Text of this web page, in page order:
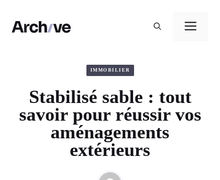
contenu
IMMOBILIER
Stabilisé sable : tout
savoir pour réussir vos
aménagements
extérieurs